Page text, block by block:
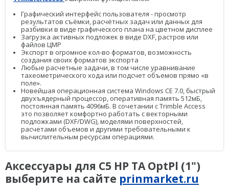
Мониторинг
ГНСС-мониторинг
Интерферометрические радары
БПЛА
Аэрофотокамеры
Геоскан
DJI
InnoSpector
Гидрография
БПВА
ОЛЭ
Графический интерфейс пользователя - просмотр
результатов съёмки, расчётных задач или данных для
разбивки в виде графического плана на цветном дисплее
Загрузка активных подложек в виде DXF, растров или
файлов ЦМР
Экспорт в огромное кол-во форматов, возможность
создания своих форматов экспорта
Любые расчетные задачи, в том числе уравнивание
тахеометрического хода или подсчет объемов прямо «в
поле».
Новейшая операционная система Windows CE 7.0, быстрый
двухъядерный процессор, оперативная память 512мБ,
постоянная память 4096мБ. В сочетании с Trimble Access
это позволяет комфортно работать с векторными
подложками (DXF/DWG), моделями поверхностей,
расчетами объемов и другими требовательными к
вычислительным ресурсам операциями.
Аксессуары для C5 HP TA OptPl (1")
выберите на сайте prinmarket.ru